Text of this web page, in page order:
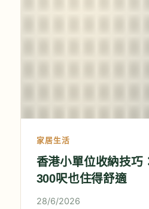
家居生活
香港小單位收納技巧
300呎也住得舒適
28/6/2026